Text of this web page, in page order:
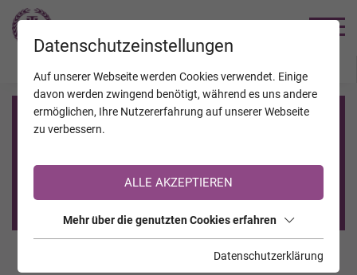
Registrierung auf TrauerHilfe.it
Sie sind noch nicht auf TrauerHilfe.it registriert?
>> zur kostenlosen Registrierung <<
Datenschutzeinstellungen
Auf unserer Webseite werden Cookies verwendet. Einige
davon werden zwingend benötigt, während es uns andere
ermöglichen, Ihre Nutzererfahrung auf unserer Webseite
zu verbessern.
ALLE AKZEPTIEREN
Mehr über die genutzten Cookies erfahren
Datenschutzerklärung
JAHRESTAGE KALENDER VERSTORBENE